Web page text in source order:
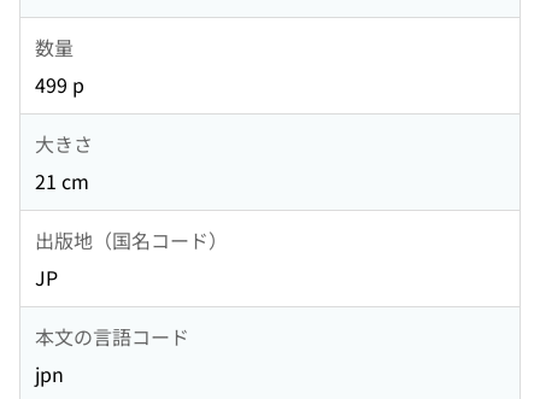
数量
499 p
大きさ
21 cm
出版地（国名コード）
JP
本文の言語コード
jpn